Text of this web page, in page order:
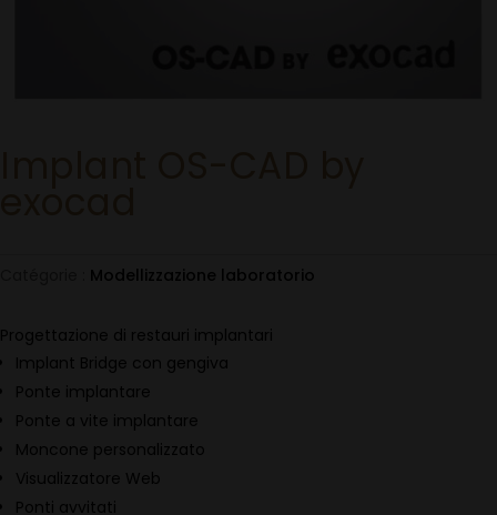
Modellizzazione laboratorio
Progettazione di restauri implantari
Implant Bridge con gengiva
Ponte implantare
Ponte a vite implantare
Moncone personalizzato
Visualizzatore Web
Ponti avvitati